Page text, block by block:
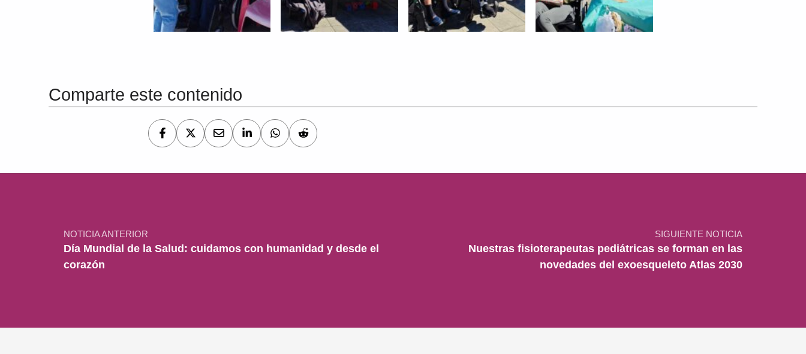
Comparte este contenido
NOTICIA ANTERIOR
Día Mundial de la Salud: cuidamos con humanidad y desde el
corazón
SIGUIENTE NOTICIA
Nuestras fisioterapeutas pediátricas se forman en las
novedades del exoesqueleto Atlas 2030